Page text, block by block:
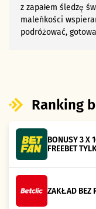
z zapałem śledzę
maleńkości
podróżować,
Ranking
BONUSY 3 X
FREEBET
ZAKŁAD BEZ